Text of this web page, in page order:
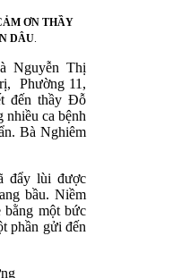
ƠN THẦY
DÂU.
Nguyễn Thị
Phường 11,
đến thầy Đỗ
nhiều ca bệnh
Bà Nghiêm
đẩy lùi được
bầu. Niềm
bằng một bức
phần gửi đến